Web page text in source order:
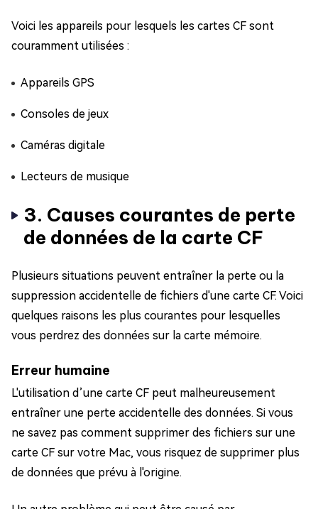
Voici les appareils pour lesquels les cartes CF sont
couramment utilisées :
Appareils GPS
Consoles de jeux
Caméras digitale
Lecteurs de musique
3. Causes courantes de perte
de données de la carte CF
Plusieurs situations peuvent entraîner la perte ou la
suppression accidentelle de fichiers d'une carte CF. Voici
quelques raisons les plus courantes pour lesquelles
vous perdrez des données sur la carte mémoire.
Erreur humaine
L'utilisation d’une carte CF peut malheureusement
entraîner une perte accidentelle des données. Si vous
ne savez pas comment supprimer des fichiers sur une
carte CF sur votre Mac, vous risquez de supprimer plus
de données que prévu à l'origine.